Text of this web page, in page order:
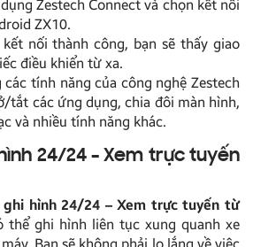
Zestech Connect và chọn kết nối
ZX10.
nối thành công, bạn sẽ thấy giao
điều khiển từ xa.
tính năng của công nghệ Zestech
tắt các ứng dụng, chia đôi màn hình,
và nhiều tính năng khác.
24/24 – Xem trực tuyến
ghi hình 24/24 – Xem trực tuyến từ
thể ghi hình liên tục xung quanh xe